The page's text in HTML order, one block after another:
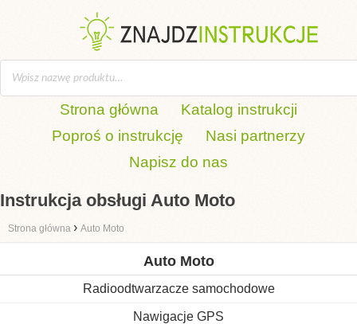
Strona główna
Katalog instrukcji
Poproś o instrukcję
Nasi partnerzy
Napisz do nas
Instrukcja obsługi Auto Moto
Strona główna › Auto Moto
Auto Moto
Radioodtwarzacze samochodowe
Nawigacje GPS